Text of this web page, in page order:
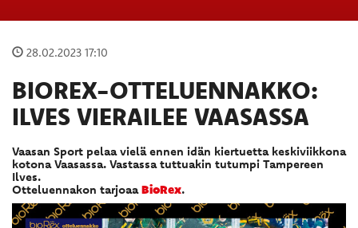
28.02.2023 17:10
BIOREX-OTTELUENNAKKO:
ILVES VIERAILEE VAASASSA
Vaasan Sport pelaa vielä ennen idän kiertuetta keskiviikkona
kotona Vaasassa. Vastassa tuttuakin tutumpi Tampereen
Ilves.
Otteluennakon tarjoaaBioRex.